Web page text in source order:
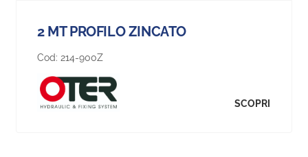
2 MT PROFILO ZINCATO
Cod: 214-900Z
SCOPRI